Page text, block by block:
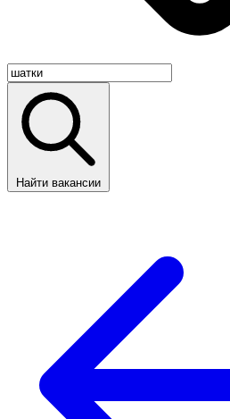
Найти вакансии